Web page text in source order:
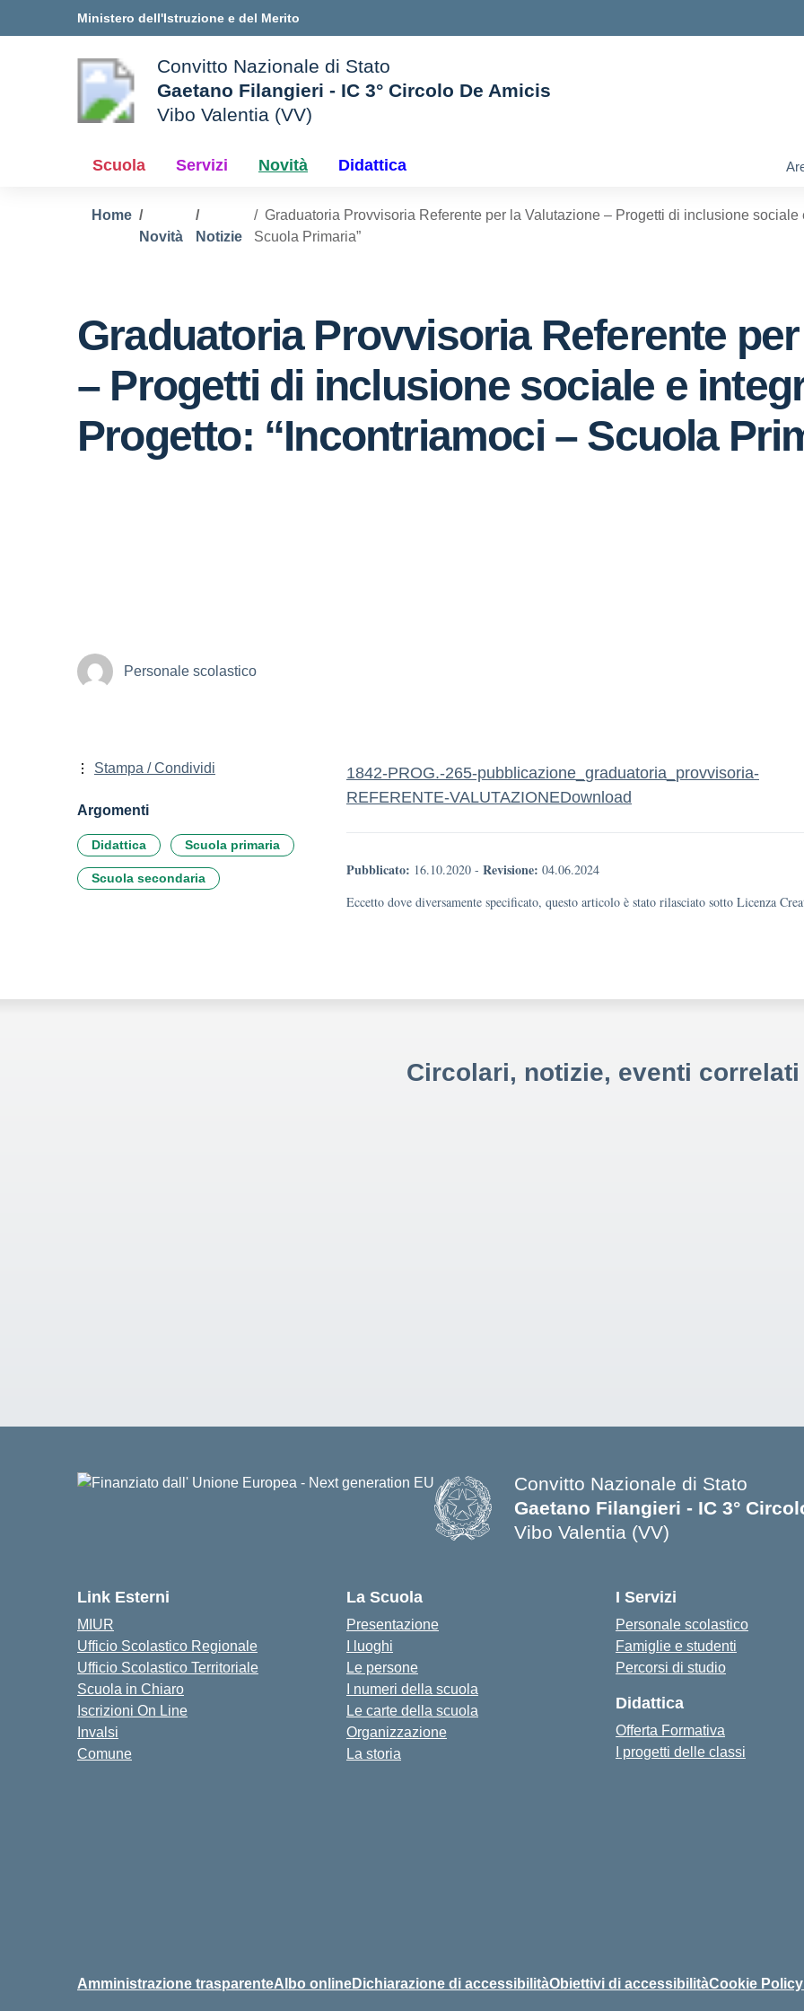
Ministero dell'Istruzione e del Merito
scuola
Convitto Nazionale di Stato
Gaetano Filangieri - IC 3° Circolo De Amicis
Vibo Valentia (VV)
Scuola Servizi Novità Didattica
Home
Novità
Notizie
Graduatoria Provvisoria Referente per la Valutazione – Progetti di inclusione
Scuola Primaria”
Graduatoria Provvisoria Referente
– Progetti di inclusione sociale e
Progetto: “Incontriamoci – Scuola
Personale scolastico
1842-PROG.-265-pubblicazione_graduatoria_provvisoria-
REFERENTE-VALUTAZIONEDownload
Pubblicato: 16.10.2020 - Revisione: 04.06.2024
Eccetto dove diversamente specificato, questo articolo è stato rilasciato sotto Licenza
Stampa / Condividi
Argomenti
Didattica Scuola primaria
Scuola secondaria
Circolari, notizie, eventi correlati
Convitto Nazionale di Stato
Gaetano Filangieri - IC 3°
Vibo Valentia (VV)
Link Esterni
MIUR
Ufficio Scolastico Regionale
Ufficio Scolastico Territoriale
Scuola in Chiaro
Iscrizioni On Line
Invalsi
Comune
La Scuola
Presentazione
I luoghi
Le persone
I numeri della scuola
Le carte della scuola
Organizzazione
La storia
I Servizi
Personale scolastico
Famiglie e studenti
Percorsi di studio
Didattica
Offerta Formativa
I progetti delle classi
Amministrazione trasparenteAlbo onlineDichiarazione di accessibilitàObiettivi di accessibilitàCookie Policy